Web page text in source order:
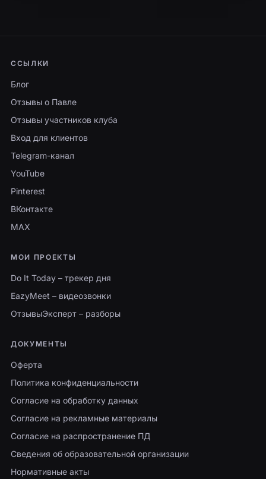
ССЫЛКИ
Блог
Отзывы о Павле
Отзывы участников клуба
Вход для клиентов
Telegram-канал
YouTube
Pinterest
ВКонтакте
MAX
МОИ ПРОЕКТЫ
Do It Today – трекер дня
EazyMeet – видеозвонки
ОтзывыЭксперт – разборы
ДОКУМЕНТЫ
Оферта
Политика конфиденциальности
Согласие на обработку данных
Согласие на рекламные материалы
Согласие на распространение ПД
Сведения об образовательной организации
Нормативные акты